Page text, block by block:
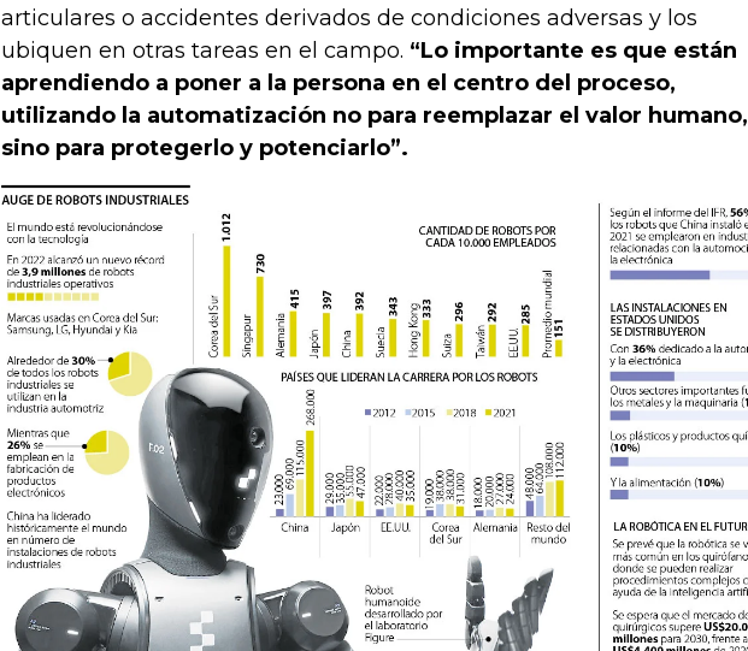
articulares o accidentes derivados de condiciones adversas y los
ubiquen en otras tareas en el campo. “Lo importante es que están
aprendiendo a poner a la persona en el centro del proceso,
utilizando la automatización no para reemplazar el valor humano,
sino para protegerlo y potenciarlo”.